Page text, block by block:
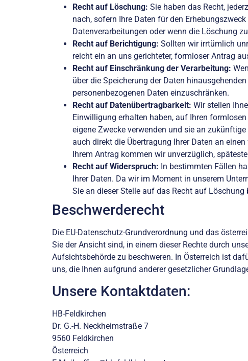
Recht auf Löschung: Sie haben das Recht,
nach, sofern Ihre Daten für den
Datenverarbeitungen oder wenn die Löschung
Recht auf Berichtigung: Sollten wir irrtümlich
reicht ein an uns gerichteter, formloser Antrag
Recht auf Einschränkung der Verarbeitung:
über die Speicherung der Daten
personenbezogenen Daten einzuschränken.
Recht auf Datenübertragbarkeit: Wir stellen
Einwilligung erhalten haben, auf Ihren
eigene Zwecke verwenden und sie an
auch direkt die Übertragung Ihrer Daten an
Ihrem Antrag kommen wir unverzüglich,
Recht auf Widerspruch: In bestimmten Fällen
Ihrer Daten. Da wir im Moment in unserem
Sie an dieser Stelle auf das Recht auf
Beschwerderecht
Die EU-Datenschutz-Grundverordnung und das
Sie der Ansicht sind, in einem dieser Rechte durch
Aufsichtsbehörde zu beschweren. In Österreich ist
uns, die Ihnen aufgrund anderer gesetzlicher
Unsere Kontaktdaten:
HB-Feldkirchen
Dr. G.-H. Neckheimstraße 7
9560 Feldkirchen
Österreich